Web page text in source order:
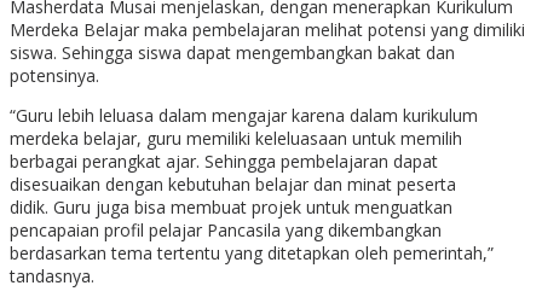
Masherdata Musai menjelaskan, dengan menerapkan Kurikulum
Merdeka Belajar maka pembelajaran melihat potensi yang dimiliki
siswa. Sehingga siswa dapat mengembangkan bakat dan
potensinya.
“Guru lebih leluasa dalam mengajar karena dalam kurikulum
merdeka belajar, guru memiliki keleluasaan untuk memilih
berbagai perangkat ajar. Sehingga pembelajaran dapat
disesuaikan dengan kebutuhan belajar dan minat peserta
didik. Guru juga bisa membuat projek untuk menguatkan
pencapaian profil pelajar Pancasila yang dikembangkan
berdasarkan tema tertentu yang ditetapkan oleh pemerintah,”
tandasnya.